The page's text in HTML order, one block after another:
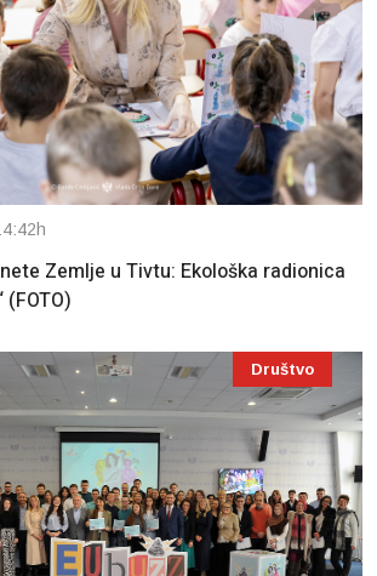
Zemlje u Tivtu: Ekološka radionica
(FOTO)
Društvo